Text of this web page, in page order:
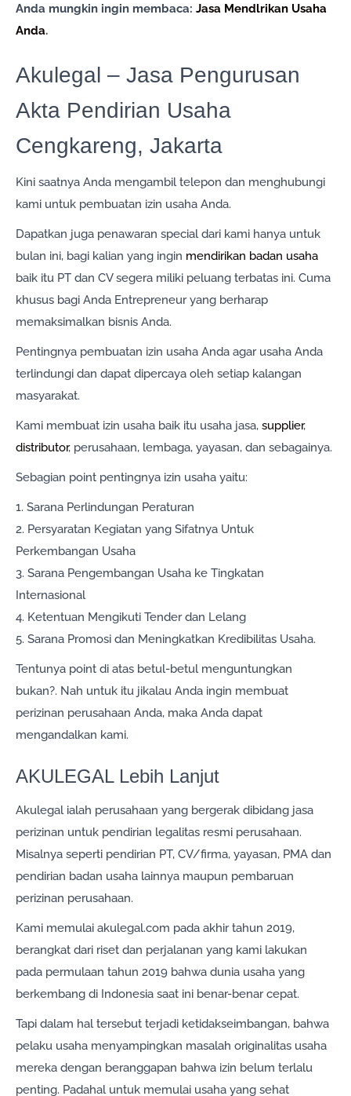
Anda mungkin ingin membaca: Jasa Mendlrikan Usaha
Anda.
Akulegal – Jasa Pengurusan
Akta Pendirian Usaha
Cengkareng, Jakarta
Kini saatnya Anda mengambil telepon dan menghubungi
kami untuk pembuatan izin usaha Anda.
Dapatkan juga penawaran special dari kami hanya untuk
bulan ini, bagi kalian yang ingin mendirikan badan usaha
baik itu PT dan CV segera miliki peluang terbatas ini. Cuma
khusus bagi Anda Entrepreneur yang berharap
memaksimalkan bisnis Anda.
Pentingnya pembuatan izin usaha Anda agar usaha Anda
terlindungi dan dapat dipercaya oleh setiap kalangan
masyarakat.
Kami membuat izin usaha baik itu usaha jasa, supplier,
distributor, perusahaan, lembaga, yayasan, dan sebagainya.
Sebagian point pentingnya izin usaha yaitu:
1. Sarana Perlindungan Peraturan
2. Persyaratan Kegiatan yang Sifatnya Untuk
Perkembangan Usaha
3. Sarana Pengembangan Usaha ke Tingkatan
Internasional
4. Ketentuan Mengikuti Tender dan Lelang
5. Sarana Promosi dan Meningkatkan Kredibilitas Usaha.
Tentunya point di atas betul-betul menguntungkan
bukan?. Nah untuk itu jikalau Anda ingin membuat
perizinan perusahaan Anda, maka Anda dapat
mengandalkan kami.
AKULEGAL Lebih Lanjut
Akulegal ialah perusahaan yang bergerak dibidang jasa
perizinan untuk pendirian legalitas resmi perusahaan.
Misalnya seperti pendirian PT, CV/firma, yayasan, PMA dan
pendirian badan usaha lainnya maupun pembaruan
perizinan perusahaan.
Kami memulai akulegal.com pada akhir tahun 2019,
berangkat dari riset dan perjalanan yang kami lakukan
pada permulaan tahun 2019 bahwa dunia usaha yang
berkembang di Indonesia saat ini benar-benar cepat.
Tapi dalam hal tersebut terjadi ketidakseimbangan, bahwa
pelaku usaha menyampingkan masalah originalitas usaha
mereka dengan beranggapan bahwa izin belum terlalu
penting. Padahal untuk memulai usaha yang sehat